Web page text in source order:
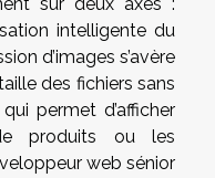
sur deux axes :
intelligente du
d’images s’avère
des fichiers sans
permet d’afficher
produits ou les
web sénior